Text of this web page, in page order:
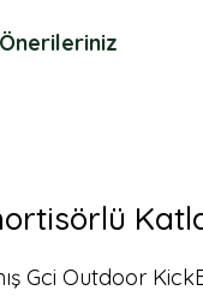
Önerileriniz
Gci Outdoor